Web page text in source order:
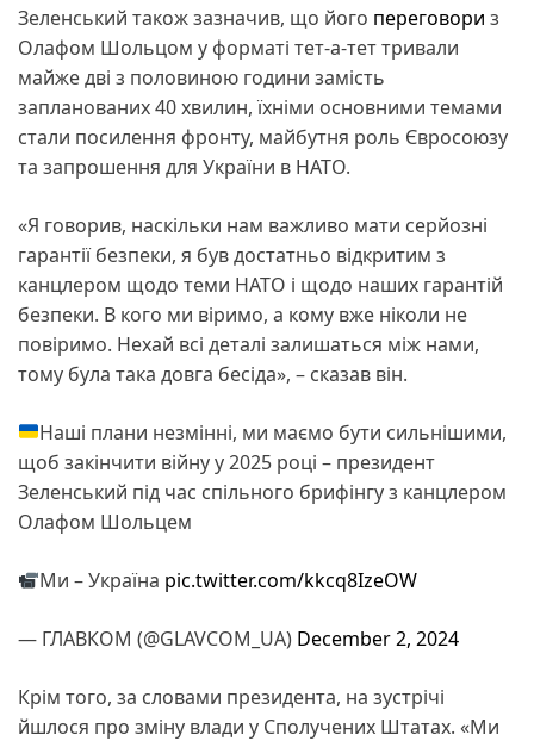
Зеленський також зазначив, що його переговори з
Олафом Шольцом у форматі тет-а-тет тривали
майже дві з половиною години замість
запланованих 40 хвилин, їхніми основними темами
стали посилення фронту, майбутня роль Євросоюзу
та запрошення для України в НАТО.
«Я говорив, наскільки нам важливо мати серйозні
гарантії безпеки, я був достатньо відкритим з
канцлером щодо теми НАТО і щодо наших гарантій
безпеки. В кого ми віримо, а кому вже ніколи не
повіримо. Нехай всі деталі залишаться між нами,
тому була така довга бесіда», – сказав він.
Наші плани незмінні, ми маємо бути сильнішими,
щоб закінчити війну у 2025 році – президент
Зеленський під час спільного брифінгу з канцлером
Олафом Шольцем
Ми – Україна pic.twitter.com/kkcq8IzeOW
— ГЛАВКОМ (@GLAVCOM_UA) December 2, 2024
Крім того, за словами президента, на зустрічі
йшлося про зміну влади у Сполучених Штатах. «Ми